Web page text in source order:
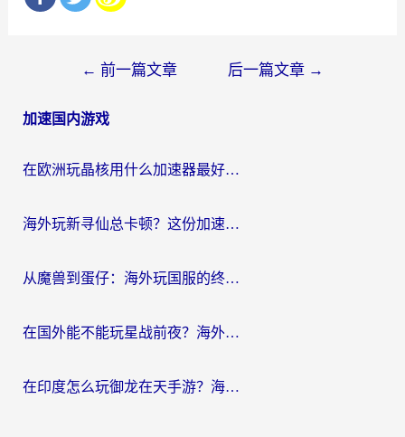
导
← 前一篇文章 后一篇文章 →
加速国内游戏
在欧洲玩晶核用什么加速器最好呢？一个老玩家的真心话
海外玩新寻仙总卡顿？这份加速器选择指南让你秒回国服流畅体验
从魔兽到蛋仔：海外玩国服的终极加速指南，找到你的专属高速通道
在国外能不能玩星战前夜？海外党国服游戏不卡顿的秘密武器在这里
在印度怎么玩御龙在天手游？海外党畅玩国服的终极生存指南